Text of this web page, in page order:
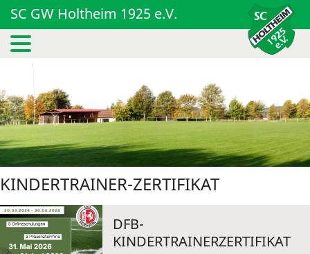
SC GW Holtheim 1925 e.V.
KINDERTRAINER-ZERTIFIKAT
DFB-
KINDERTRAINERZERTIFIKAT